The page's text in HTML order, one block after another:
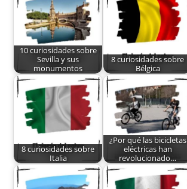
10 curiosidades sobre
Sevilla y sus
monumentos
8 curiosidades sobre
Bélgica
8 curiosidades sobre
Italia
¿Por qué las bicicletas
eléctricas han
revolucionado…